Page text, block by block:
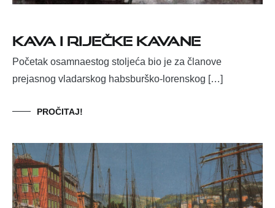
KAVA I RIJEČKE KAVANE
Početak osamnaestog stoljeća bio je za članove
prejasnog vladarskog habsburško-lorenskog […]
PROČITAJ!